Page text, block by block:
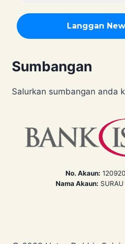
Sumbangan
Salurkan sumbangan anda
No. Akaun:
Nama Akaun: